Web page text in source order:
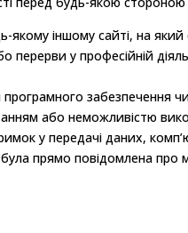
іншому сайті, на
перерви у професійній
забезпечення
або неможливістю
у передачі даних,
прямо повідомлена про